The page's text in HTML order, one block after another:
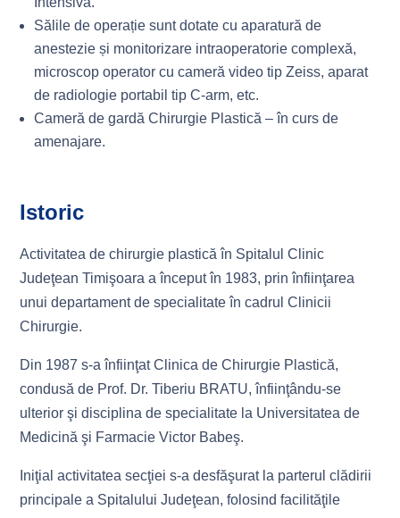
Sălile de operație sunt dotate cu aparatură de
anestezie și monitorizare intraoperatorie complexă,
microscop operator cu cameră video tip Zeiss, aparat
de radiologie portabil tip C-arm, etc.
Cameră de gardă Chirurgie Plastică – în curs de
amenajare.
Istoric
Activitatea de chirurgie plastică în Spitalul Clinic
Judeţean Timişoara a început în 1983, prin înfiinţarea
unui departament de specialitate în cadrul Clinicii
Chirurgie.
Din 1987 s-a înfiinţat Clinica de Chirurgie Plastică,
condusă de Prof. Dr. Tiberiu BRATU, înfiinţându-se
ulterior şi disciplina de specialitate la Universitatea de
Medicină şi Farmacie Victor Babeş.
Iniţial activitatea secţiei s-a desfăşurat la parterul clădirii
principale a Spitalului Judeţean, folosind facilităţile